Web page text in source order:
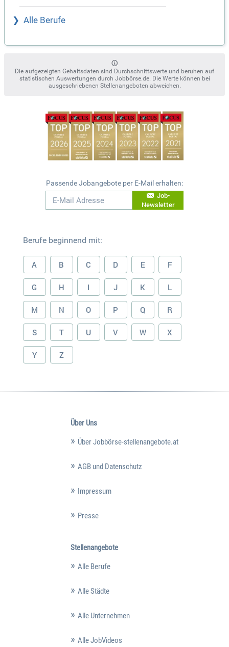
Alle Berufe
Die aufgezeigten Gehaltsdaten sind Durchschnittswerte und beruhen auf
statistischen Auswertungen durch Jobbörse.de. Die Werte können bei
ausgeschriebenen Stellenangeboten abweichen.
Passende Jobangebote per E-Mail erhalten:
Job-
Newsletter
Berufe beginnend mit:
A B C D E F
G H I J K L
M N O P Q R
S T U V W X
Y Z
Über Uns
Über Jobbörse-stellenangebote.at
AGB und Datenschutz
Impressum
Presse
Stellenangebote
Alle Berufe
Alle Städte
Alle Unternehmen
Alle JobVideos